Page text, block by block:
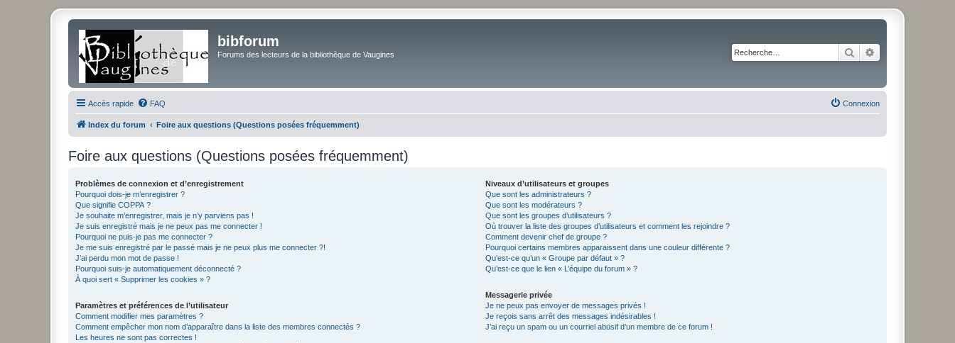
bibforum
Forums des lecteurs de la bibliothèque de Vaugines Rechercher
Accès rapide FAQ Connexion
Index du forum Foire aux questions (Questions posées fréquemment)
Foire aux questions (Questions posées fréquemment)
Problèmes de connexion et d’enregistrement
Pourquoi dois-je m’enregistrer ?
Que signifie COPPA ?
Je souhaite m’enregistrer, mais je n’y parviens pas !
Je suis enregistré mais je ne peux pas me connecter !
Pourquoi ne puis-je pas me connecter ?
Je me suis enregistré par le passé mais je ne peux plus me connecter ?!
J’ai perdu mon mot de passe !
Pourquoi suis-je automatiquement déconnecté ?
À quoi sert « Supprimer les cookies » ?
Paramètres et préférences de l’utilisateur
Comment modifier mes paramètres ?
Comment empêcher mon nom d’apparaître dans la liste des membres connectés ?
Les heures ne sont pas correctes !
Niveaux d’utilisateurs et groupes
Que sont les administrateurs ?
Que sont les modérateurs ?
Que sont les groupes d’utilisateurs ?
Où trouver la liste des groupes d’utilisateurs et comment les rejoindre ?
Comment devenir chef de groupe ?
Pourquoi certains membres apparaissent dans une couleur différente ?
Qu’est-ce qu’un « Groupe par défaut » ?
Qu’est-ce que le lien « L’équipe du forum » ?
Messagerie privée
Je ne peux pas envoyer de messages privés !
Je reçois sans arrêt des messages indésirables !
J’ai reçu un spam ou un courriel abusif d’un membre de ce forum !